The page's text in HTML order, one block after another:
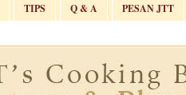
TIPS Q & A PESAN JTT